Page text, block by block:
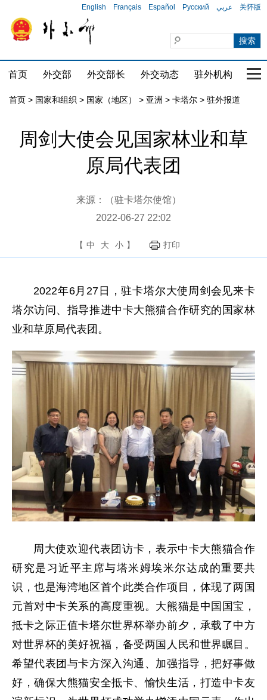
English Français Español Русский عربي 关怀版
首页 外交部 外交部长 外交动态 驻外机构 国
首页 > 国家和组织 > 国家（地区） > 亚洲 > 卡塔尔 > 驻外报道
周剑大使会见国家林业和草
原局代表团
来源：（驻卡塔尔使馆）
2022-06-27 22:02
【 中 大 小 】 打印
2022年6月27日，驻卡塔尔大使周剑会见来卡
塔尔访问、指导推进中卡大熊猫合作研究的国家林
业和草原局代表团。
周大使欢迎代表团访卡，表示中卡大熊猫合作
研究是习近平主席与塔米姆埃米尔达成的重要共
识，也是海湾地区首个此类合作项目，体现了两国
元首对中卡关系的高度重视。大熊猫是中国国宝，
抵卡之际正值卡塔尔世界杯举办前夕，承载了中方
对世界杯的美好祝福，备受两国人民和世界瞩目。
希望代表团与卡方深入沟通、加强指导，把好事做
好，确保大熊猫安全抵卡、愉快生活，打造中卡友